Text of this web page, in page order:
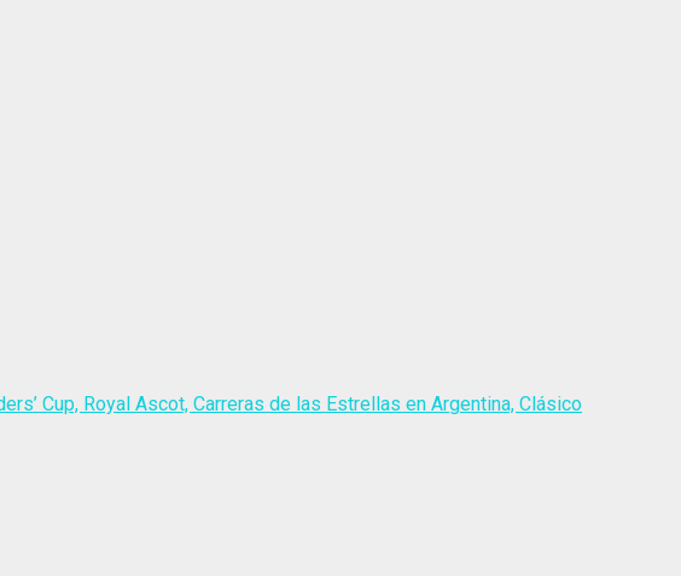
Cup, Royal Ascot, Carreras de las Estrellas en Argentina, Clásico